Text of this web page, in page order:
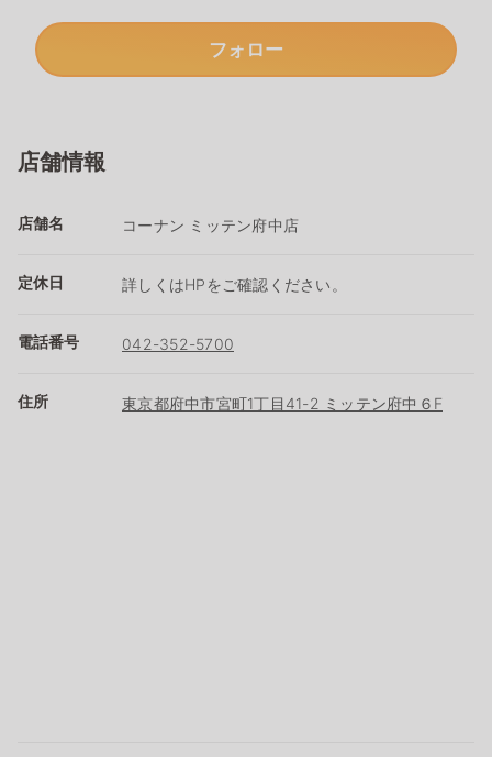
フォロー
店舗情報
店舗名 コーナン ミッテン府中店
定休日 詳しくはHPをご確認ください。
電話番号 042-352-5700
住所 東京都府中市宮町1丁目41-2 ミッテン府中６F